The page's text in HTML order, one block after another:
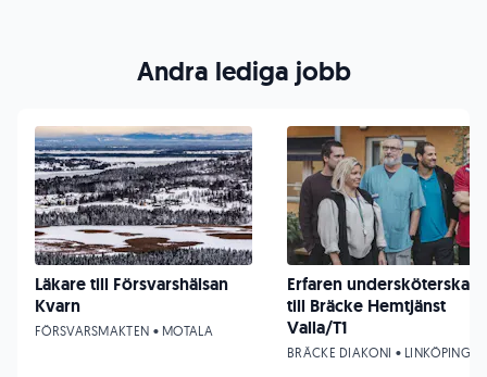
Andra lediga jobb
Läkare till Försvarshälsan
Kvarn
FÖRSVARSMAKTEN • MOTALA
Erfaren undersköterska
till Bräcke Hemtjänst
Valla/T1
BRÄCKE DIAKONI • LINKÖPING